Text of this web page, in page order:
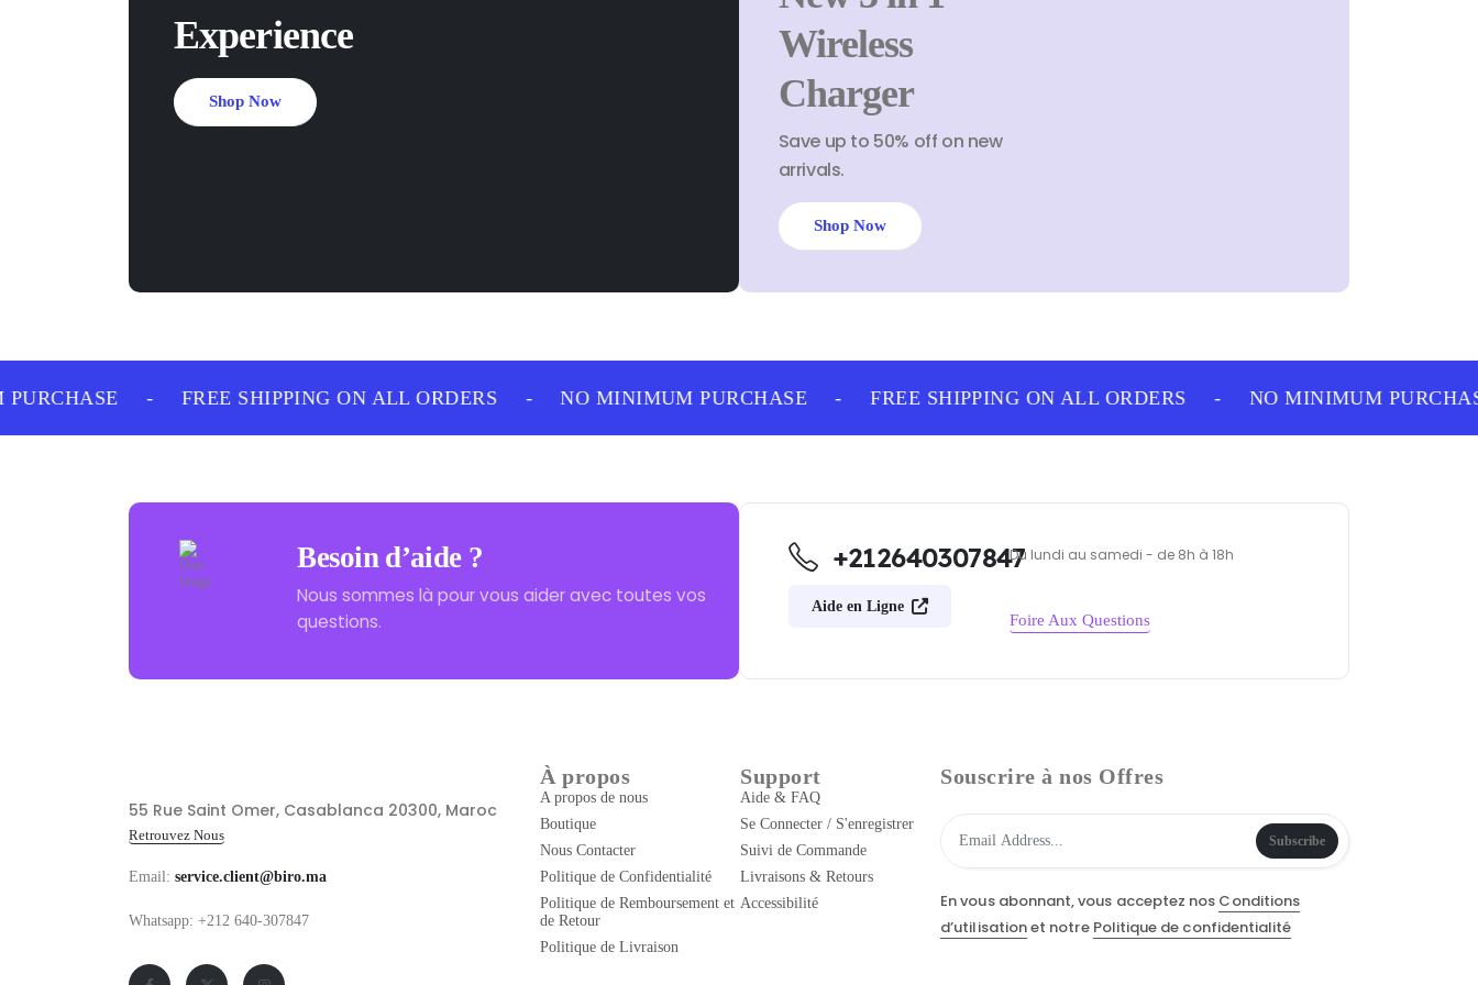
Experience
Shop Now
Wireless
Charger
Save up to 50% off on new
arrivals.
Shop Now
FREE SHIPPING ON ALL ORDERS NO MINIMUM PURCHASE FREE SHIPPING ON ALL ORDERS NO MINIMUM PURCHASE
Besoin d’aide ?
Nous sommes là pour vous aider avec toutes vos
questions.
+212640307847
Aide en Ligne
Du lundi au samedi - de 8h à 18h
Foire Aux Questions
55 Rue Saint Omer, Casablanca 20300, Maroc
Retrouvez Nous
Email: service.client@biro.ma
Whatsapp: +212 640-307847
À propos
A propos de nous
Boutique
Nous Contacter
Politique de Confidentialité
Politique de Remboursement et
de Retour
Politique de Livraison
Support
Aide & FAQ
Se Connecter / S'enregistrer
Suivi de Commande
Livraisons & Retours
Accessibilité
Souscrire à nos Offres
Subscribe
En vous abonnant, vous acceptez nos Conditions
d’utilisationet notre Politique de confidentialité